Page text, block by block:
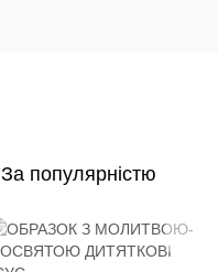
За популярністю